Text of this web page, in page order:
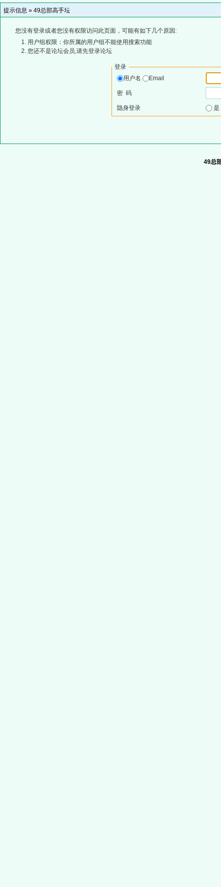
提示信息 » 49总部高手坛
您没有登录或者您没有权限访问此页面，可能有如下几个原因:
用户组权限：你所属的用户组不能使用搜索功能
您还不是论坛会员,请先登录论坛
登录
用户名
Email
密 码
隐身登录
49总